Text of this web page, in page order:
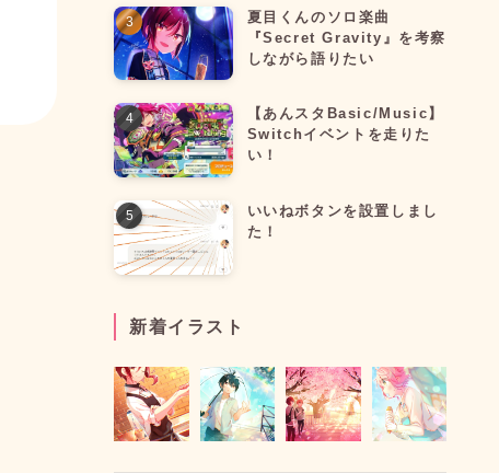
夏目くんのソロ楽曲
『Secret Gravity』を考察
しながら語りたい
【あんスタBasic/Music】
Switchイベントを走りた
い！
いいねボタンを設置しまし
た！
新着イラスト